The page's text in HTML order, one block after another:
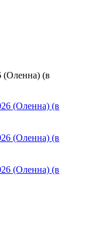
(Оленна) (в